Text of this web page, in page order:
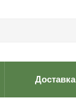
Доставка